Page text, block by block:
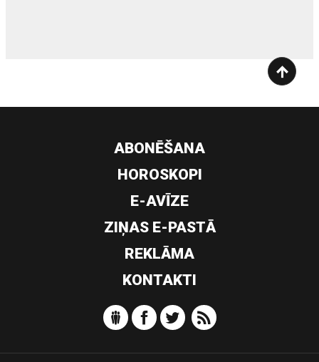
ABONĒŠANA
HOROSKOPI
E-AVĪZE
ZIŅAS E-PASTĀ
REKLĀMA
KONTAKTI